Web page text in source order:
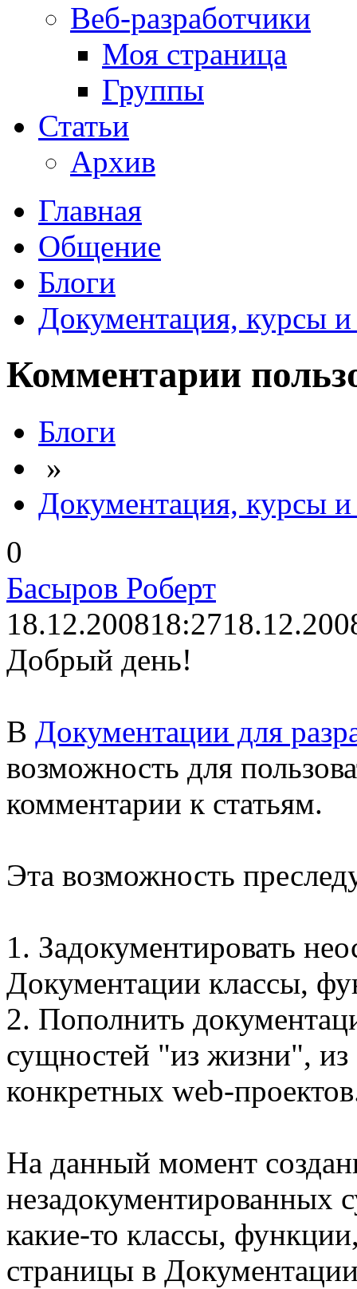
Веб-разработчики
Моя страница
Группы
Статьи
Архив
Главная
Общение
Блоги
Документация, курсы и
Комментарии
Блоги
»
Документация, курсы и
0
Басыров Роберт
18.12.200818:27
Добрый день!
В Документации для
возможность для
комментарии к статьям.
Эта возможность
1. Задокументировать
Документации классы,
2. Пополнить
сущностей "из жизни", из
конкретных web-
На данный момент
незадокументированных
какие-то классы,
страницы в